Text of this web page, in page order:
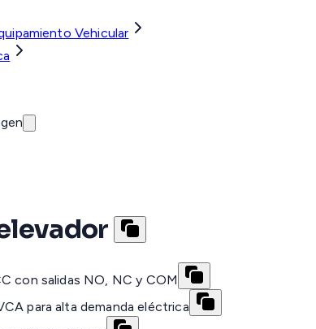
Vehicular
con salidas NO, NC y COM
para alta demanda eléctrica